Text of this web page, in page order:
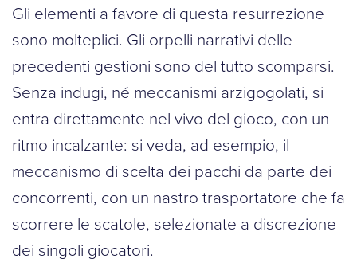
Gli elementi a favore di questa resurrezione
sono molteplici. Gli orpelli narrativi delle
precedenti gestioni sono del tutto scomparsi.
Senza indugi, né meccanismi arzigogolati, si
entra direttamente nel vivo del gioco, con un
ritmo incalzante: si veda, ad esempio, il
meccanismo di scelta dei pacchi da parte dei
concorrenti, con un nastro trasportatore che fa
scorrere le scatole, selezionate a discrezione
dei singoli giocatori.